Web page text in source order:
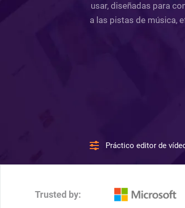
usar, diseñadas para
a las pistas de música,
Práctico editor de
Trusted by: